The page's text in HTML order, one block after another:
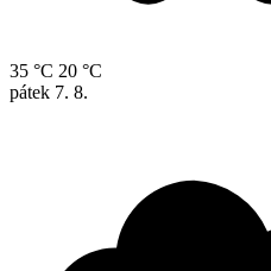
35 °C 20 °C
pátek 7. 8.